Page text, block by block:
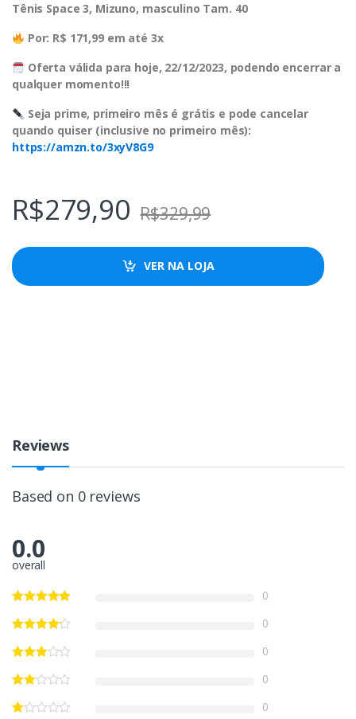
Tênis Space 3, Mizuno, masculino Tam. 40
Por: R$ 171,99 em até 3x
Oferta válida para hoje, 22/12/2023, podendo encerrar a
qualquer momento!!!
Seja prime, primeiro mês é grátis e pode cancelar
quando quiser (inclusive no primeiro mês):
https://amzn.to/3xyV8G9
R$279,90 R$329,99
VER NA LOJA
Reviews
Based on 0 reviews
0.0
overall
0
0
0
0
0